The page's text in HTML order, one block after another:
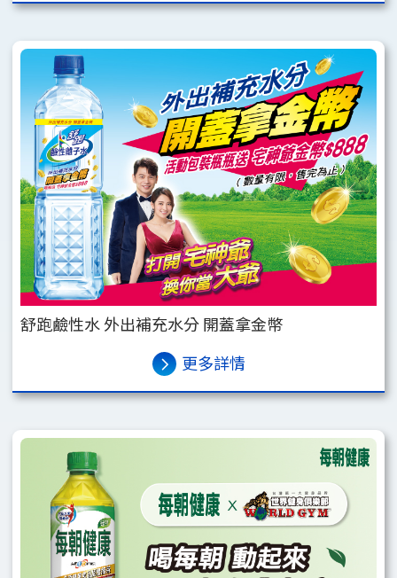
舒跑鹼性水 外出補充水分 開蓋拿金幣
更多詳情